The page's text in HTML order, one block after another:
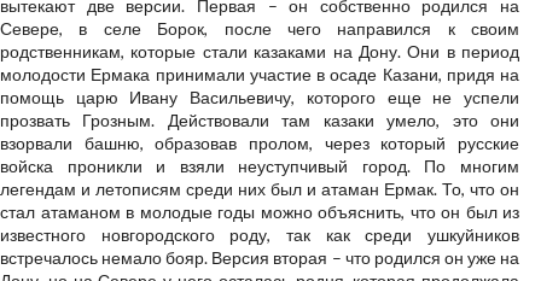
вытекают две версии. Первая – он собственно родился на
Севере, в селе Борок, после чего направился к своим
родственникам, которые стали казаками на Дону. Они в период
молодости Ермака принимали участие в осаде Казани, придя на
помощь царю Ивану Васильевичу, которого еще не успели
прозвать Грозным. Действовали там казаки умело, это они
взорвали башню, образовав пролом, через который русские
войска проникли и взяли неуступчивый город. По многим
легендам и летописям среди них был и атаман Ермак. То, что он
стал атаманом в молодые годы можно объяснить, что он был из
известного новгородского роду, так как среди ушкуйников
встречалось немало бояр. Версия вторая – что родился он уже на